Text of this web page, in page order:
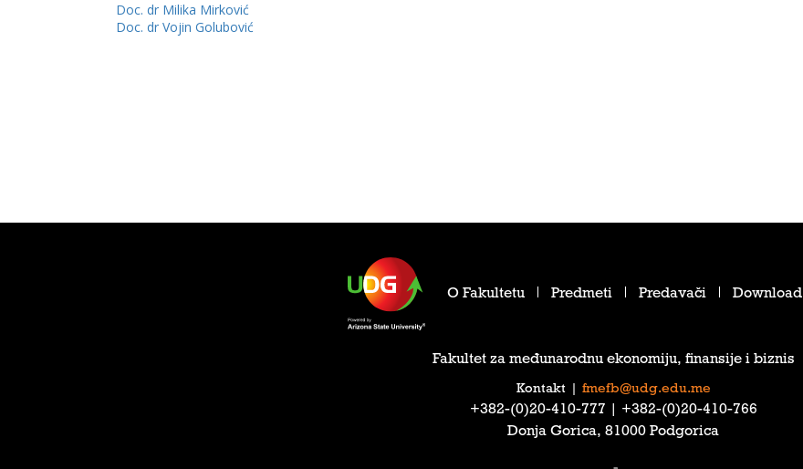
Doc. dr Milika Mirković
Doc. dr Vojin Golubović
O Fakultetu Predmeti Predavači Download
Fakultet za međunarodnu ekonomiju, finansije i biznis
Kontakt fmefb@udg.edu.me
‎+382-(0)20-410-777‎ | ‎+382-(0)20-410-766‎
Donja Gorica, 81000 Podgorica